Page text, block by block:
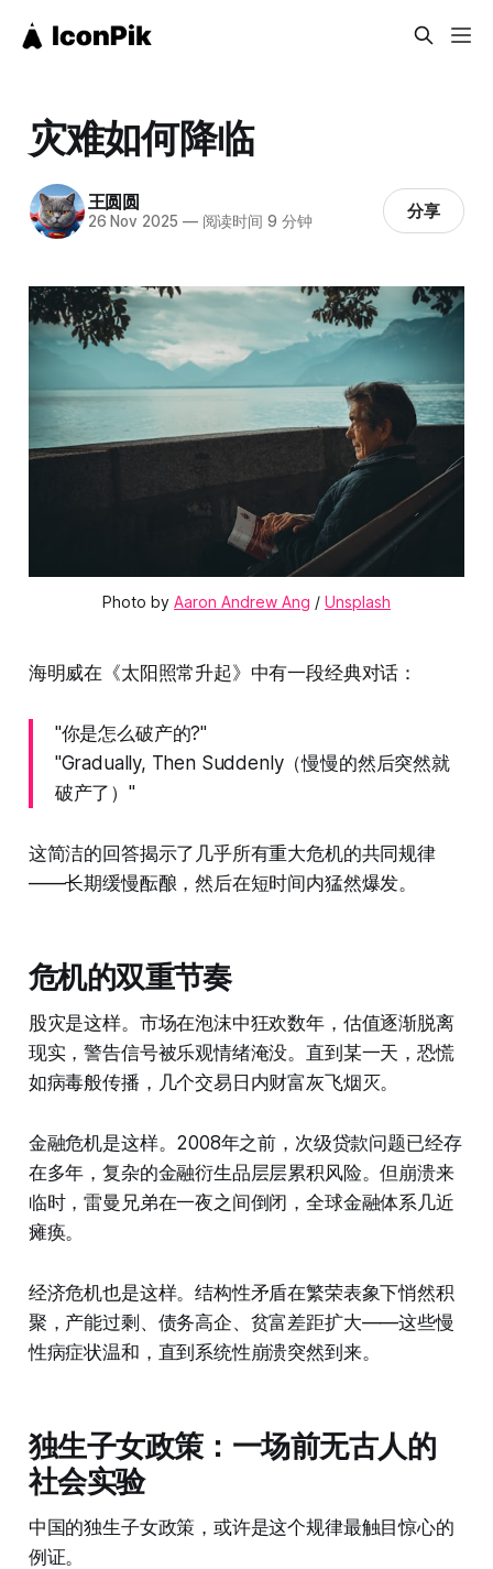
灾难如何降临
王圆圆
26 Nov 2025 —阅读时间 9 分钟 分享
Photo by Aaron Andrew Ang / Unsplash
海明威在《太阳照常升起》中有一段经典对话：
"你是怎么破产的?"
"Gradually, Then Suddenly（慢慢的然后突然就
破产了）"
这简洁的回答揭示了几乎所有重大危机的共同规律
——长期缓慢酝酿，然后在短时间内猛然爆发。
危机的双重节奏
股灾是这样。市场在泡沫中狂欢数年，估值逐渐脱离
现实，警告信号被乐观情绪淹没。直到某一天，恐慌
如病毒般传播，几个交易日内财富灰飞烟灭。
金融危机是这样。2008年之前，次级贷款问题已经存
在多年，复杂的金融衍生品层层累积风险。但崩溃来
临时，雷曼兄弟在一夜之间倒闭，全球金融体系几近
瘫痪。
经济危机也是这样。结构性矛盾在繁荣表象下悄然积
聚，产能过剩、债务高企、贫富差距扩大——这些慢
性病症状温和，直到系统性崩溃突然到来。
独生子女政策：一场前无古人的
社会实验
中国的独生子女政策，或许是这个规律最触目惊心的
例证。